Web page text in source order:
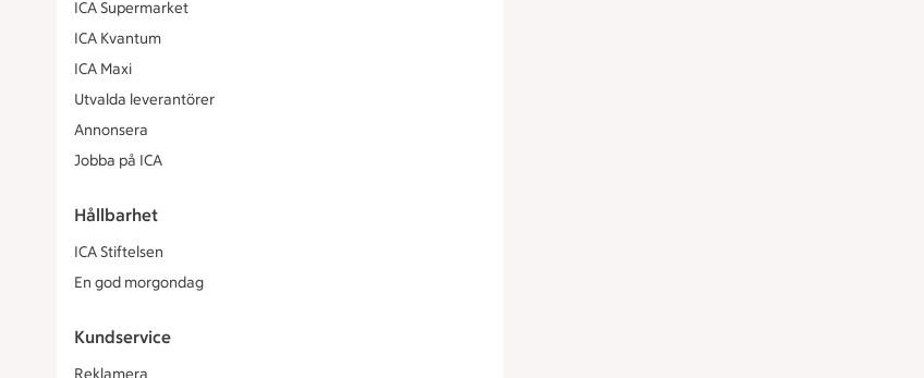
ICA Supermarket
ICA Kvantum
ICA Maxi
Utvalda leverantörer
Annonsera
Jobba på ICA
Hållbarhet
ICA Stiftelsen
En god morgondag
Kundservice
Reklamera